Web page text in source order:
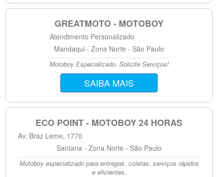
GREATMOTO - MOTOBOY
Atendimento Personalizado
Mandaqui - Zona Norte - São Paulo
Motoboy Especializado. Solicite Serviços!
SAIBA MAIS
ECO POINT - MOTOBOY 24 HORAS
Av. Braz Leme, 1770
Santana - Zona Norte - São Paulo
Motoboy especializado para entregas, coletas, serviços rápidos
e eficientes.